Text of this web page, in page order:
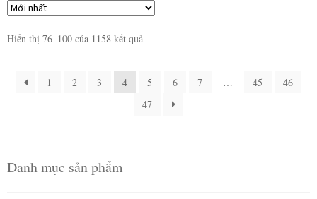
Hiển thị 76–100 của 1158 kết quả
1 2 3 4 5 6 7 … 45
46
47
Danh mục sản phẩm